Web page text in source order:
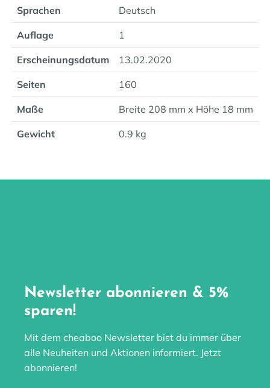
Sprachen Deutsch
Auflage 1
Erscheinungsdatum 13.02.2020
Seiten 160
Maße Breite 208 mm x Höhe 18 mm
Gewicht 0.9 kg
Newsletter abonnieren & 5%
sparen!
Mit dem cheaboo Newsletter bist du immer über
alle Neuheiten und Aktionen informiert. Jetzt
abonnieren!